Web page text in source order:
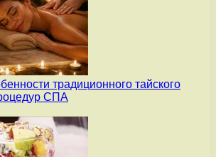
традиционного тайского
СПА